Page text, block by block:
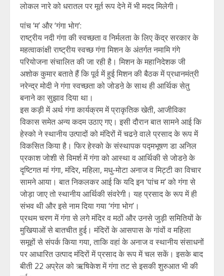
लोकल नारे को धरातल पर मूर्त रूप देने में भी मदद मिलेगी।
पांच ‘म’ और ‘गंगा भोग’:
राष्ट्रीय नदी गंगा की स्वच्छता व निर्मलता के लिए केंद्र सरकार के
महत्वाकांक्षी राष्ट्रीय स्वच्छ गंगा मिशन के अंतर्गत नमामि गंगे
परियोजना संचालित की जा रही है। मिशन के महानिदेशक जी
अशोक कुमार बताते हैं कि पूर्व में हुई मिशन की बैठक में प्रधानमंत्री
नरेन्द्र मोदी ने गंगा स्वच्छता को जोडऩे के साथ ही आर्थिक सेतु
बनाने का सुझाव दिया था।
इस कड़ी में अर्थ गंगा कार्यक्रम में प्राकृतिक खेती, आजीविका
विकास समेत अन्य कदम उठाए गए। इसी दौरान बात सामने आई कि
हेस्को ने स्थानीय उत्पादों को मंदिरों में चढऩे वाले प्रसाद के रूप में
विकसित किया है। फिर हेस्को के संस्थापक पद्मभूषण डा अनिल
प्रकाश जोशी से विमर्श में गंगा को आस्था व आर्थिकी से जोडऩे के
दृष्टिगत मां गंगा, मंदिर, महिला, मधु-मोटा अनाज व मिट्टी का विचार
सामने आया। बात निकलकर आई कि यदि इन ‘पांच म’ को गंगा से
जोड़ा जाए तो स्थानीय आर्थिकी संवरेगी। यह प्रसाद के रूप में ही
संभव थी और इसे नाम दिया गया ‘गंगा भोग’।
प्रथम चरण में गंगा से लगे मंदिर व मठों और उनसे जुड़ी समितियों के
मुखियाओं से बातचीत हुई। मंदिरों के आसपास के गांवों व महिला
समूहों से संपर्क किया गया, ताकि वहां के अनाज व स्थानीय संसाधनों
पर आधारित उत्पाद मंदिरों में प्रसाद के रूप में चल सकें। इसके बाद
बीती 22 अप्रेल को ऋषिकेश में गंगा तट से इसकी शुरुआत भी की